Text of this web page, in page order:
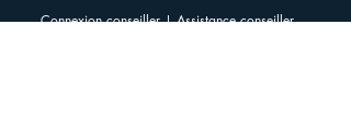
Connexion conseiller|Assistance conseiller